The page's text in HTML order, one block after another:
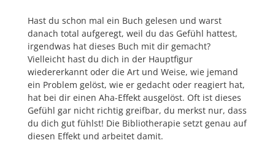
Hast du schon mal ein Buch gelesen und warst
danach total aufgeregt, weil du das Gefühl hattest,
irgendwas hat dieses Buch mit dir gemacht?
Vielleicht hast du dich in der Hauptfigur
wiedererkannt oder die Art und Weise, wie jemand
ein Problem gelöst, wie er gedacht oder reagiert hat,
hat bei dir einen Aha-Effekt ausgelöst. Oft ist dieses
Gefühl gar nicht richtig greifbar, du merkst nur, dass
du dich gut fühlst! Die Bibliotherapie setzt genau auf
diesen Effekt und arbeitet damit.